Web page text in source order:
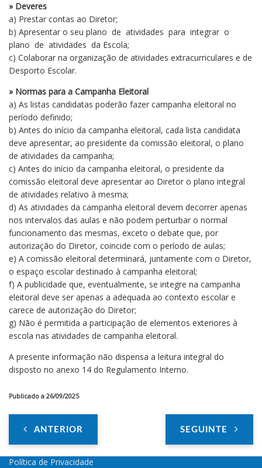
» Deveres
a) Prestar contas ao Diretor;
b) Apresentar o seu plano de atividades para integrar o
plano de atividades da Escola;
c) Colaborar na organização de atividades extracurriculares e de
Desporto Escolar.
» Normas para a Campanha Eleitoral
a) As listas candidatas poderão fazer campanha eleitoral no
período definido;
b) Antes do início da campanha eleitoral, cada lista candidata
deve apresentar, ao presidente da comissão eleitoral, o plano
de atividades da campanha;
c) Antes do início da campanha eleitoral, o presidente da
comissão eleitoral deve apresentar ao Diretor o plano integral
de atividades relativo à mesma;
d) As atividades da campanha eleitoral devem decorrer apenas
nos intervalos das aulas e não podem perturbar o normal
funcionamento das mesmas, exceto o debate que, por
autorização do Diretor, coincide com o período de aulas;
e) A comissão eleitoral determinará, juntamente com o Diretor,
o espaço escolar destinado à campanha eleitoral;
f) A publicidade que, eventualmente, se integre na campanha
eleitoral deve ser apenas a adequada ao contexto escolar e
carece de autorização do Diretor;
g) Não é permitida a participação de elementos exteriores à
escola nas atividades de campanha eleitoral.
A presente informação não dispensa a leitura integral do
disposto no anexo 14 do Regulamento Interno.
Publicado a 26/09/2025
ANTERIOR SEGUINTE
Política de Privacidade